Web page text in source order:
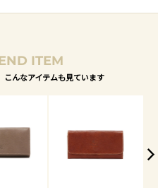
ITEM
こんなアイテムも見ています